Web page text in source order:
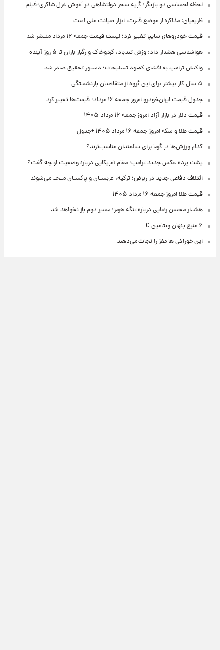
لحظه احساسی دو بازیگر؛ گریه سحر دولتشاهی در آغوش غزل شاکری+فیلم
ظریفیان: مذاکره از موضع قدرت، ابزار صیانت ملی است
قیمت خودروهای سایپا تغییر کرد؛ لیست قیمت جمعه ۱۶ مرداد منتشر شد
هواشناسی هشدار داد: وزش تندباد، گردوخاک و رگبار باران تا ۵ روز آینده
واکنش ترامپ به افشای کمبود تسلیحات؛ دستور تحقیق صادر شد
۵ سال کار بیشتر برای این گروه از متقاضیان بازنشستگی
جدول قیمت ایران‌خودرو امروز جمعه ۱۶ مرداد؛ قیمت‌ها تغییر کرد
قیمت دلار در بازار آزاد امروز جمعه ۱۶ مرداد ۱۴۰۵
قیمت طلا و سکه امروز جمعه ۱۶ مرداد ۱۴۰۵ +جدول
کدام ورزش‌ها در گرما برای سالمندان مناسب‌ترند؟
پشت پرده عکس جدید ترامپ؛ مقام آمریکایی درباره وضعیت او چه گفت؟
ائتلاف دفاعی جدید در ریاض؛ ترکیه، عربستان و پاکستان متحد می‌شوند
قیمت طلا امروز جمعه ۱۶ مرداد ۱۴۰۵
هشدار محسن رضایی درباره تنگه هرمز؛ مسیر دوم باز نخواهد شد
۶ منبع پنهان ویتامین C
این خوراکی ها مغز را نجات می‌دهند